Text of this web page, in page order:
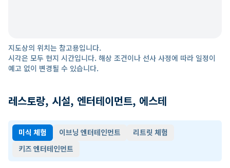
지도상의 위치는 참고용입니다.
시각은 모두 현지 시간입니다. 해상 조건이나 선사 사정에 따라 일정이
예고 없이 변경될 수 있습니다.
레스토랑, 시설, 엔터테이먼트, 에스테
미식 체험 이브닝 엔터테인먼트
리트릿 체험
키즈 엔터테인먼트